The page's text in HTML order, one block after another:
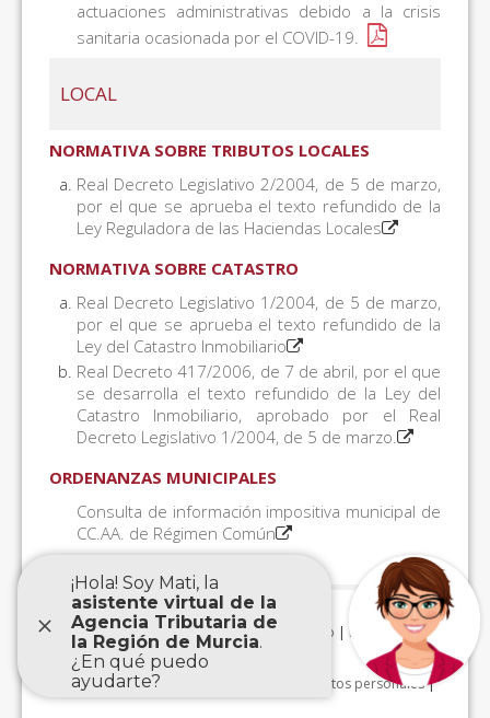
actuaciones administrativas debido a la crisis
sanitaria ocasionada por el COVID-19.
LOCAL
NORMATIVA SOBRE TRIBUTOS LOCALES
Real Decreto Legislativo 2/2004, de 5 de marzo,
por el que se aprueba el texto refundido de la
Ley Reguladora de las Haciendas Locales
NORMATIVA SOBRE CATASTRO
Real Decreto Legislativo 1/2004, de 5 de marzo,
por el que se aprueba el texto refundido de la
Ley del Catastro Inmobiliario
Real Decreto 417/2006, de 7 de abril, por el que
se desarrolla el texto refundido de la Ley del
Catastro Inmobiliario, aprobado por el Real
Decreto Legislativo 1/2004, de 5 de marzo.
ORDENANZAS MUNICIPALES
Consulta de información impositiva municipal de
CC.AA. de Régimen Común
Aviso Legal |Accesibilidad |Mapa Web | Protección de
datos personales|